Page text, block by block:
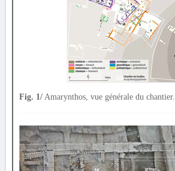
Fig. 1/ Amarynthos, vue générale du chantier.